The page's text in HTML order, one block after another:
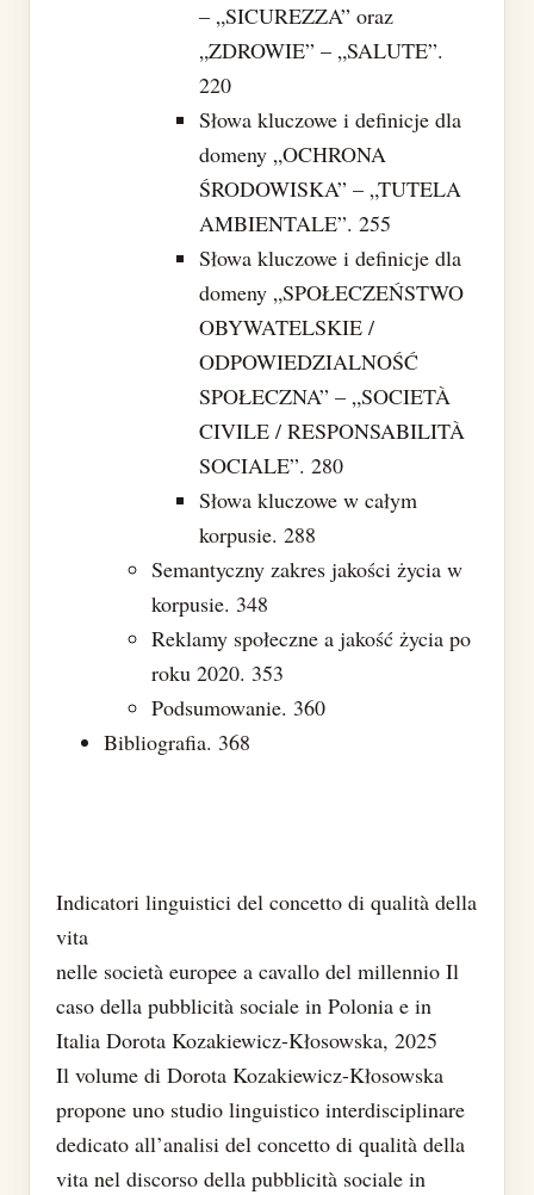
– „SICUREZZA” oraz
„ZDROWIE” – „SALUTE”.
220
Słowa kluczowe i definicje dla
domeny „OCHRONA
ŚRODOWISKA” – „TUTELA
AMBIENTALE”. 255
Słowa kluczowe i definicje dla
domeny „SPOŁECZEŃSTWO
OBYWATELSKIE /
ODPOWIEDZIALNOŚĆ
SPOŁECZNA” – „SOCIETÀ
CIVILE / RESPONSABILITÀ
SOCIALE”. 280
Słowa kluczowe w całym
korpusie. 288
Semantyczny zakres jakości życia w
korpusie. 348
Reklamy społeczne a jakość życia po
roku 2020. 353
Podsumowanie. 360
Bibliografia. 368
Indicatori linguistici del concetto di qualità della
vita
nelle società europee a cavallo del millennio Il
caso della pubblicità sociale in Polonia e in
Italia Dorota Kozakiewicz-Kłosowska, 2025
Il volume di Dorota Kozakiewicz-Kłosowska
propone uno studio linguistico interdisciplinare
dedicato all’analisi del concetto di qualità della
vita nel discorso della pubblicità sociale in